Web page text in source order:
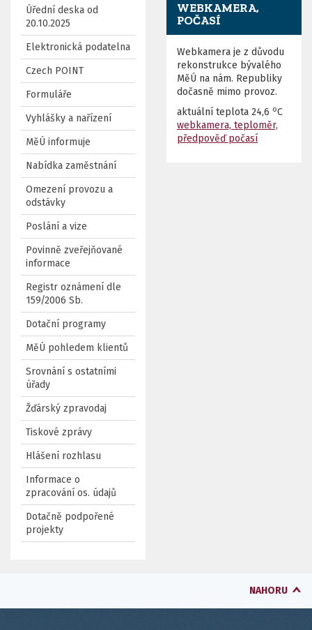
Úřední deska od
20.10.2025
Elektronická podatelna
Czech POINT
Formuláře
Vyhlášky a nařízení
MěÚ informuje
Nabídka zaměstnání
Omezení provozu a
odstávky
Poslání a vize
Povinně zveřejňované
informace
Registr oznámení dle
159/2006 Sb.
Dotační programy
MěÚ pohledem klientů
Srovnání s ostatními
úřady
Žďárský zpravodaj
Tiskové zprávy
Hlášení rozhlasu
Informace o
zpracování os. údajů
Dotačně podpořené
projekty
WEBKAMERA,
POČASÍ
Webkamera je z důvodu
rekonstrukce bývalého
MěÚ na nám. Republiky
dočasně mimo provoz.
aktuální teplota 24,6 oC
webkamera, teploměr,
předpověď počasí
NAHORU